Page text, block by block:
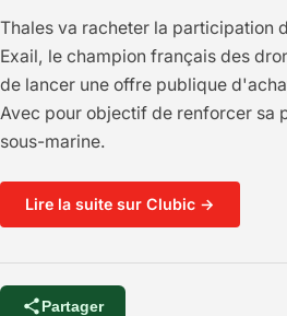
Thales va racheter la participation
Exail, le champion français des
de lancer une offre publique
Avec pour objectif de renforcer sa
sous-marine.
Lire la suite sur Clubic →
Partager